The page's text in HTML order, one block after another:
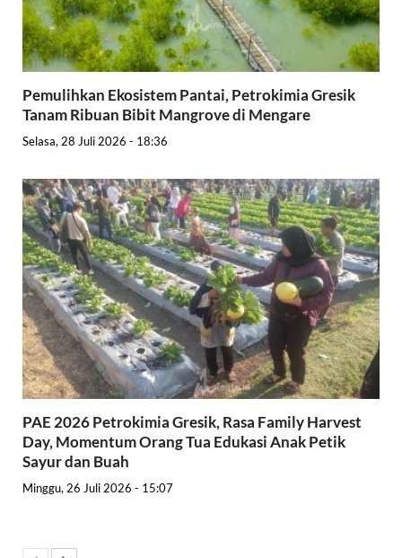
Pemulihkan Ekosistem Pantai, Petrokimia Gresik
Tanam Ribuan Bibit Mangrove di Mengare
Selasa, 28 Juli 2026 - 18:36
PAE 2026 Petrokimia Gresik, Rasa Family Harvest
Day, Momentum Orang Tua Edukasi Anak Petik
Sayur dan Buah
Minggu, 26 Juli 2026 - 15:07